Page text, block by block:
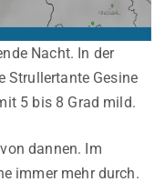
Nacht. In der
Strullertante Gesine
5 bis 8 Grad mild.
dannen. Im
immer mehr durch.